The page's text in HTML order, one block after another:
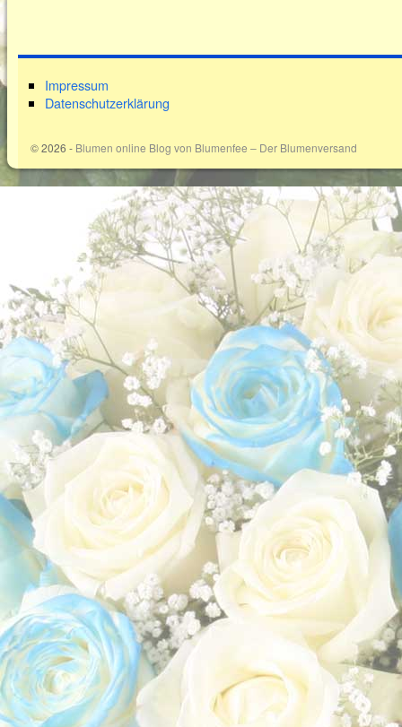
Impressum
Datenschutzerklärung
© 2026 - Blumen online Blog von Blumenfee – Der Blumenversand